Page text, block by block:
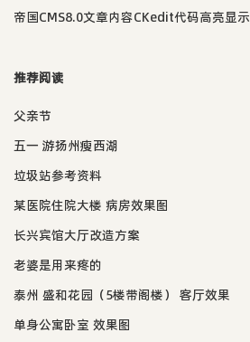
帝国CMS8.0文章内容CKedit代码高亮显示
推荐阅读
父亲节
五一 游扬州瘦西湖
垃圾站参考资料
某医院住院大楼 病房效果图
长兴宾馆大厅改造方案
老婆是用来疼的
泰州 盛和花园（5楼带阁楼） 客厅效果
单身公寓卧室 效果图